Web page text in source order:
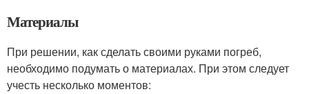
Материалы
При решении, как сделать своими руками погреб,
необходимо подумать о материалах. При этом следует
учесть несколько моментов: